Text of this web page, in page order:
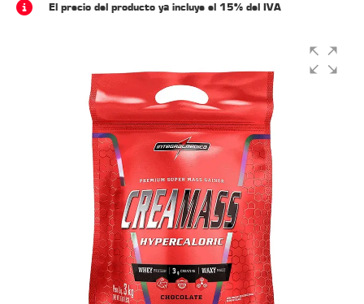
El precio del producto ya incluye el 15% del IVA